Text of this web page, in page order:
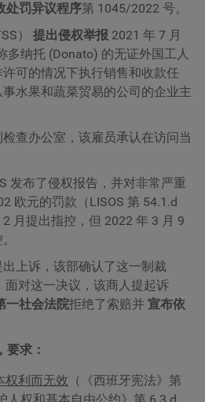
处罚异议程序第 1045/2022 号。
） 提出侵权举报 2021 年 7 月
多纳托 (Donato) 的无证外国工人
可的情况下执行销售和收款任
水果和蔬菜贸易的公司的企业主
查办公室，该雇员承认在访问当
发布了侵权报告，并对非常严重
欧元的罚款（LISOS 第 54.1.d
月提出指控，但 2022 年 3 月 9
上诉，该部确认了这一制裁
面对这一决议，该商人提起诉
一社会法院拒绝了索赔并 宣布依
要求：
权利而无效 （《西班牙宪法》第